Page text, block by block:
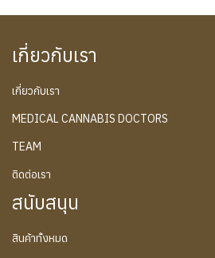
เกี่ยวกับเรา
เกี่ยวกับเรา
MEDICAL CANNABIS DOCTORS
TEAM
ติดต่อเรา
สนับสนุน
สินค้าทั้งหมด